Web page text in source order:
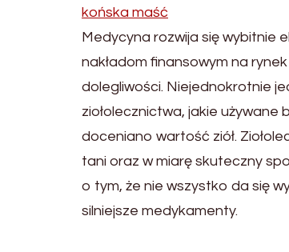
końska maść
Medycyna rozwija się wybitnie
nakładom finansowym na
dolegliwości. Niejednokrotnie
ziołolecznictwa, jakie używane
doceniano wartość ziół.
tani oraz w miarę skuteczny
o tym, że nie wszystko da się
silniejsze medykamenty.